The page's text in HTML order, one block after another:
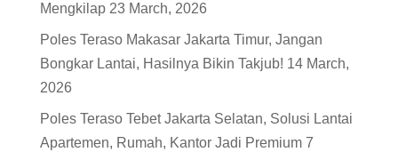
Mengkilap 23 March, 2026
Poles Teraso Makasar Jakarta Timur, Jangan
Bongkar Lantai, Hasilnya Bikin Takjub! 14 March,
2026
Poles Teraso Tebet Jakarta Selatan, Solusi Lantai
Apartemen, Rumah, Kantor Jadi Premium 7